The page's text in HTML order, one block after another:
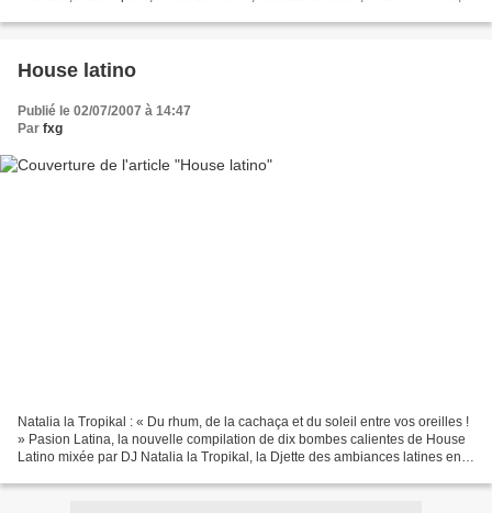
House latino
Publié le 02/07/2007 à 14:47
Par fxg
Natalia la Tropikal : « Du rhum, de la cachaça et du soleil entre vos oreilles !
» Pasion Latina, la nouvelle compilation de dix bombes calientes de House
Latino mixée par DJ Natalia la Tropikal, la Djette des ambiances latines en